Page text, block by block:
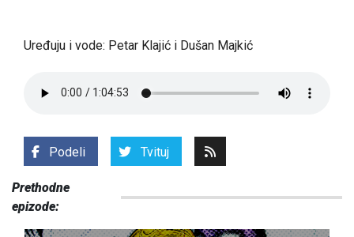
Uređuju i vode: Petar Klajić i Dušan Majkić
Podeli Tvituj
Prethodne
epizode: